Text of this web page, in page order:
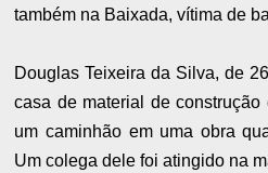
também na Baixada, vítima de
Douglas Teixeira da Silva, de
casa de material de
um caminhão em uma obra
Um colega dele foi atingido na